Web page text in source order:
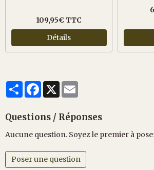
109,95€ TTC
Détails
PartagerFacebook
X
Questions / Réponses
Aucune question. Soyez le premier à
Poser une question